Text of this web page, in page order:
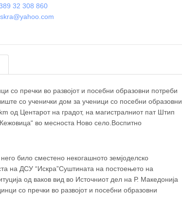
32 308 860
со пречки во развојот и посебни образовни потреби
со ученички дом за ученици со посебни образовни
од Центарот на градот, на магистралниот пат Штип
во месноста Ново село.Воспитно
било сместено некогашното земјоделско
на ДСУ “Искра”Суштината на постоењето на
од ваков вид во Источниот дел на Р. Македонија
со пречки во развојот и посебни образовни